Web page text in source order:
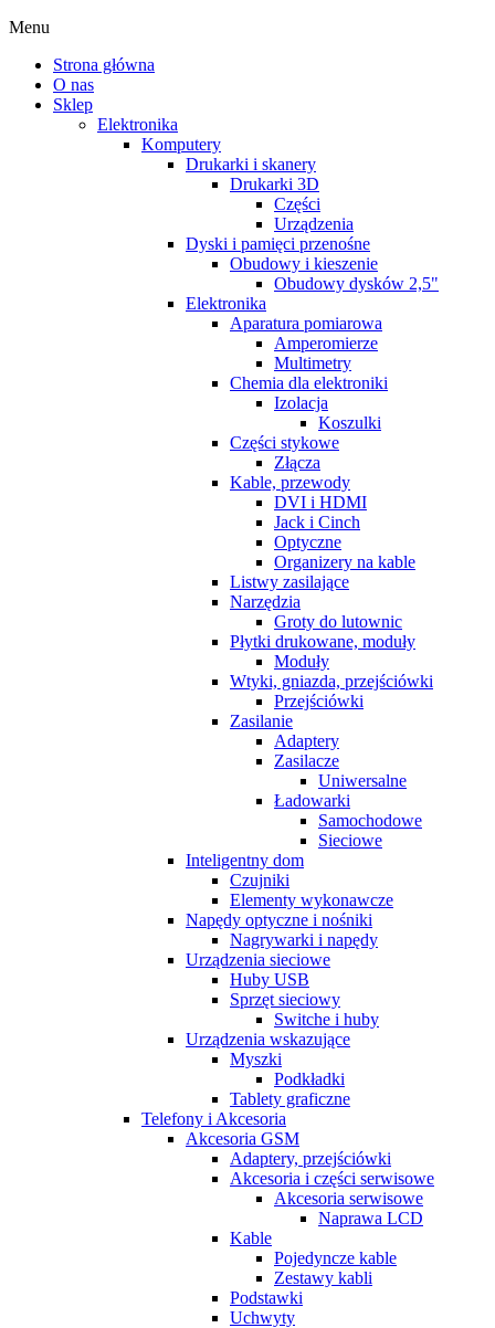
Menu
Strona główna
O nas
Sklep
Elektronika
Komputery
Drukarki i skanery
Drukarki 3D
Części
Urządzenia
Dyski i pamięci przenośne
Obudowy i kieszenie
Obudowy dysków 2,5"
Elektronika
Aparatura pomiarowa
Amperomierze
Multimetry
Chemia dla elektroniki
Izolacja
Koszulki
Części stykowe
Złącza
Kable, przewody
DVI i HDMI
Jack i Cinch
Optyczne
Organizery na kable
Listwy zasilające
Narzędzia
Groty do lutownic
Płytki drukowane, moduły
Moduły
Wtyki, gniazda, przejściówki
Przejściówki
Zasilanie
Adaptery
Zasilacze
Uniwersalne
Ładowarki
Samochodowe
Sieciowe
Inteligentny dom
Czujniki
Elementy wykonawcze
Napędy optyczne i nośniki
Nagrywarki i napędy
Urządzenia sieciowe
Huby USB
Sprzęt sieciowy
Switche i huby
Urządzenia wskazujące
Myszki
Podkładki
Tablety graficzne
Telefony i Akcesoria
Akcesoria GSM
Adaptery, przejściówki
Akcesoria i części serwisowe
Akcesoria serwisowe
Naprawa LCD
Kable
Pojedyncze kable
Zestawy kabli
Podstawki
Uchwyty